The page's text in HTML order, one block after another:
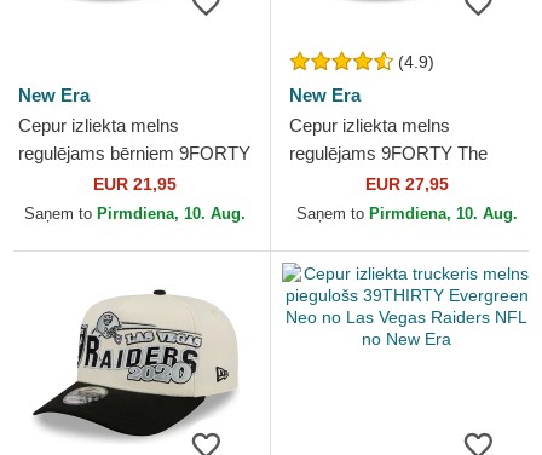
New Era
Cepur izliekta melns
regulējams bērniem 9FORTY
The League no Las Vegas
Raiders NFL no New Era
EUR 21,95
Saņem to Pirmdiena, 10. Aug.
(4.9)
New Era
Cepur izliekta melns
regulējams 9FORTY The
League no Las Vegas
Raiders NFL no New Era
EUR 27,95
Saņem to Pirmdiena, 10. Aug.